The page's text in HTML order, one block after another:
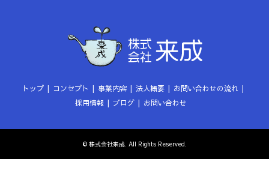
トップ コンセプト 事業内容 法人概要
お問い合わせの流れ
採用情報
ブログ お問い合わせ
© 株式会社来成. All Rights Reserved.